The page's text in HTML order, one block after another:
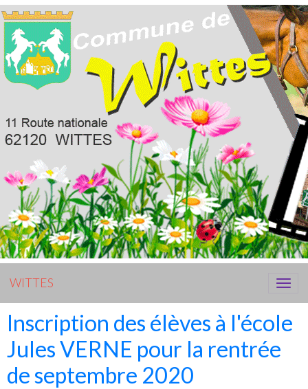
WITTES
Inscription des élèves à l'école
Jules VERNE pour la rentrée
de septembre 2020